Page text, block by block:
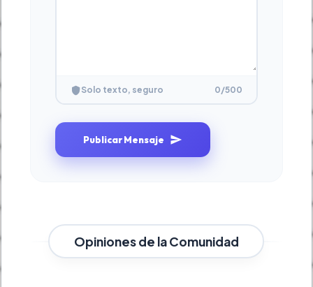
Solo texto, seguro 0/500
Publicar Mensaje
Opiniones de la Comunidad